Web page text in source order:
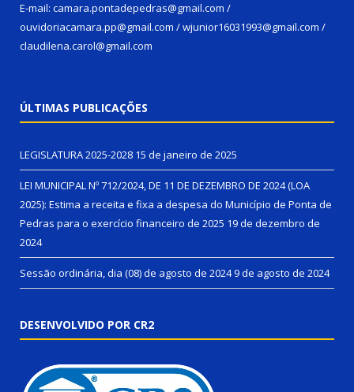
E-mail: camara.pontadepedras@gmail.com /
ouvidoriacamara.pp@gmail.com / wjunior16031993@gmail.com /
claudilena.carol@gmail.com
ÚLTIMAS PUBLICAÇÕES
LEGISLATURA 2025-2028 15 de janeiro de 2025
LEI MUNICIPAL Nº 712/2024, DE 11 DE DEZEMBRO DE 2024 (LOA
2025): Estima a receita e fixa a despesa do Município de Ponta de
Pedras para o exercício financeiro de 2025 19 de dezembro de
2024
Sessão ordinária, dia (08) de agosto de 20249 de agosto de 2024
DESENVOLVIDO POR CR2